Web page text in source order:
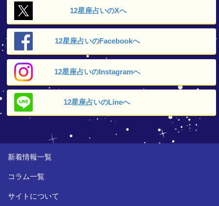
12星座占いのXへ
12星座占いのFacebookへ
12星座占いのInstagramへ
12星座占いのLineへ
新着情報一覧
コラム一覧
サイトについて